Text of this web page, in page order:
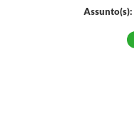
Assunto(s):